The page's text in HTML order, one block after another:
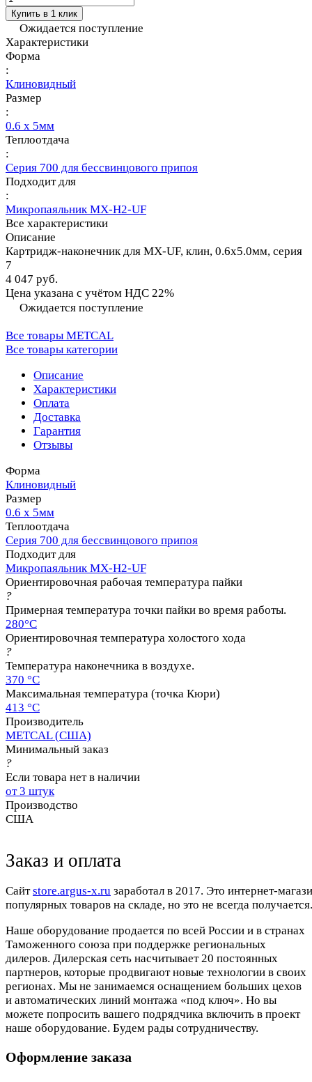
Купить в 1 клик
Ожидается поступление
Характеристики
Форма
:
Клиновидный
Размер
:
0.6 x 5мм
Теплоотдача
:
Серия 700 для бессвинцового припоя
Подходит для
:
Микропаяльник MX-H2-UF
Все характеристики
Описание
Картридж-наконечник для MX-UF, клин, 0.6х5.0мм, серия
7
4 047 руб.
Цена указана с учётом НДС 22%
Ожидается поступление
Все товары METCAL
Все товары категории
Описание
Характеристики
Оплата
Доставка
Гарантия
Отзывы
Форма
Клиновидный
Размер
0.6 x 5мм
Теплоотдача
Серия 700 для бессвинцового припоя
Подходит для
Микропаяльник MX-H2-UF
Ориентировочная рабочая температура пайки
?
Примерная температура точки пайки во время работы.
280°C
Ориентировочная температура холостого хода
?
Температура наконечника в воздухе.
370 °C
Максимальная температура (точка Кюри)
413 °C
Производитель
METCAL (США)
Минимальный заказ
?
Если товара нет в наличии
от 3 штук
Производство
США
Заказ и оплата
Cайтstore.argus-x.ru заработал в 2017. Это интернет-
популярных товаров на складе, но это не всегда
Наше оборудование продается по всей России и в странах
Таможенного союза при поддержке региональных
дилеров. Дилерская сеть насчитывает 20 постоянных
партнеров, которые продвигают новые технологии в своих
регионах. Мы не занимаемся оснащением больших цехов
и автоматических линий монтажа «под ключ». Но вы
можете попросить вашего подрядчика включить в проект
наше оборудование. Будем рады сотрудничеству.
Оформление заказа